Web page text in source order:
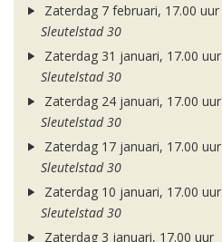
Zaterdag 7 februari, 17.00 uur
Sleutelstad 30
Zaterdag 31 januari, 17.00 uur
Sleutelstad 30
Zaterdag 24 januari, 17.00 uur
Sleutelstad 30
Zaterdag 17 januari, 17.00 uur
Sleutelstad 30
Zaterdag 10 januari, 17.00 uur
Sleutelstad 30
Zaterdag 3 januari, 17.00 uur